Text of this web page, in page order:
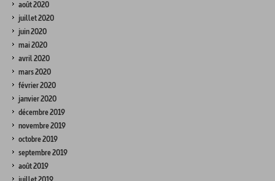
août 2020
juillet 2020
juin 2020
mai 2020
avril 2020
mars 2020
février 2020
janvier 2020
décembre 2019
novembre 2019
octobre 2019
septembre 2019
août 2019